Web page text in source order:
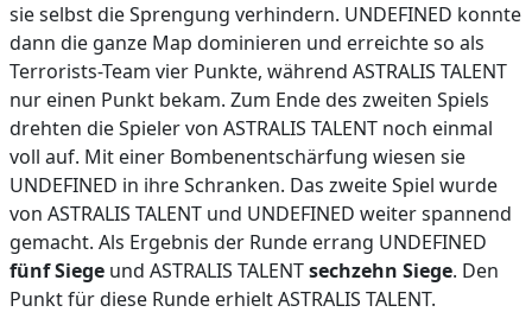
sie selbst die Sprengung verhindern. UNDEFINED konnte
dann die ganze Map dominieren und erreichte so als
Terrorists-Team vier Punkte, während ASTRALIS TALENT
nur einen Punkt bekam. Zum Ende des zweiten Spiels
drehten die Spieler von ASTRALIS TALENT noch einmal
voll auf. Mit einer Bombenentschärfung wiesen sie
UNDEFINED in ihre Schranken. Das zweite Spiel wurde
von ASTRALIS TALENT und UNDEFINED weiter spannend
gemacht. Als Ergebnis der Runde errang UNDEFINED
fünf Siege und ASTRALIS TALENTsechzehn Siege. Den
Punkt für diese Runde erhielt ASTRALIS TALENT.